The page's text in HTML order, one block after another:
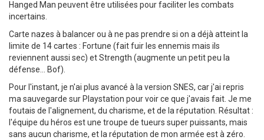
Hanged Man peuvent être utilisées pour faciliter les combats
incertains.
Carte nazes à balancer ou à ne pas prendre si on a déjà atteint la
limite de 14 cartes : Fortune (fait fuir les ennemis mais ils
reviennent aussi sec) et Strength (augmente un petit peu la
défense... Bof).
Pour l'instant, je n'ai plus avancé à la version SNES, car j'ai repris
ma sauvegarde sur Playstation pour voir ce que j'avais fait. Je me
foutais de l'alignement, du charisme, et de la réputation. Résultat :
l'équipe du héros est une troupe de tueurs super puissants, mais
sans aucun charisme, et la réputation de mon armée est à zéro.